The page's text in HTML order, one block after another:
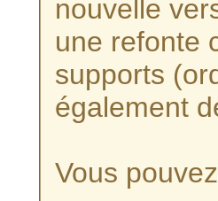
nouvelle
une refonte
supports
également
Vous